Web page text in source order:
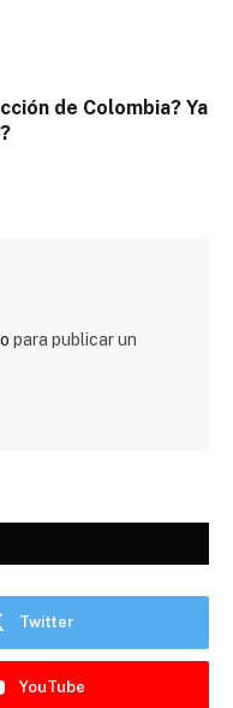
de Colombia? Ya
para publicar un
Twitter
YouTube